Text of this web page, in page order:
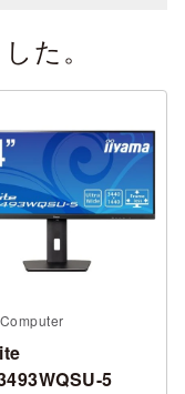
た。
5